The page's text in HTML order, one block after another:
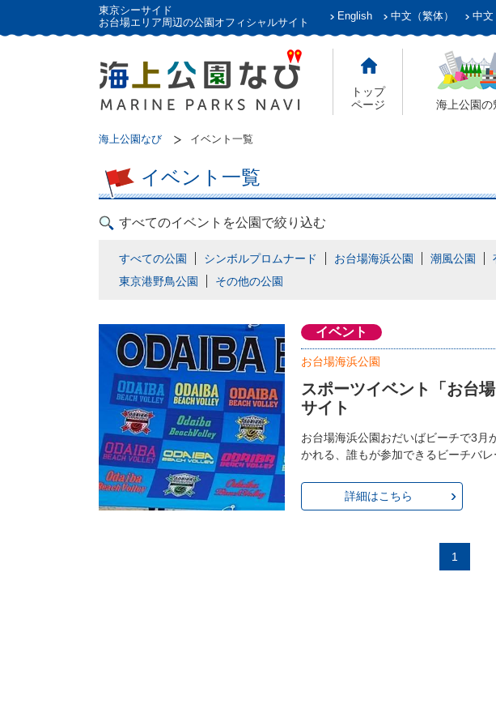
東京シーサイド
お台場エリア周辺の公園オフィシャルサイト
English 中文（繁体） 中文
トップ
ページ
海上公園の
海上公園なび イベント一覧
イベント一覧
すべてのイベントを公園で絞り込む
すべての公園 シンボルプロムナード お台場海浜公園 潮風公園
東京港野鳥公園
その他の公園
イベント
お台場海浜公園
スポーツイベント「お台
サイト
お台場海浜公園おだいばビーチで3月
かれる、誰もが参加できるビーチバレ
詳細はこちら
1